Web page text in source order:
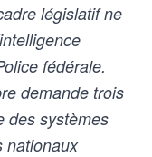
législatif ne
fédérale.
demande trois
des systèmes
nationaux